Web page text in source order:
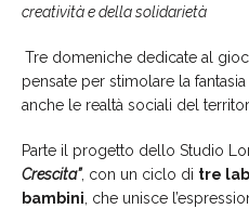
creatività e della solidarietà
Tre domeniche dedicate al
pensate per stimolare la
anche le realtà sociali del
Parte il progetto dello Studio
Crescita”, con un ciclo di tre
bambini , che unisce